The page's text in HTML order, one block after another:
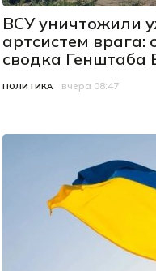
ВСУ уничтожили
артсистем врага:
сводка Генштаба
Категория
ПОЛИТИКА
Дата публикации
вчера 08:47